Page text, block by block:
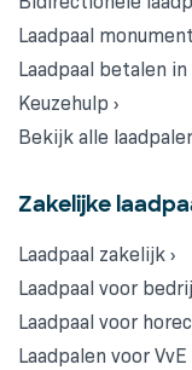
Laadpaal
Laadpaal betalen
Keuzehulp ›
Bekijk alle
Zakelijke
Laadpaal zakelijk ›
Laadpaal voor
Laadpaal voor
Laadpalen voor VvE